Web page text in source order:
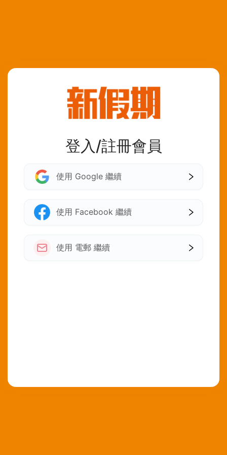
登入/註冊會員
使用 Google 繼續
使用 Facebook 繼續
使用 電郵 繼續